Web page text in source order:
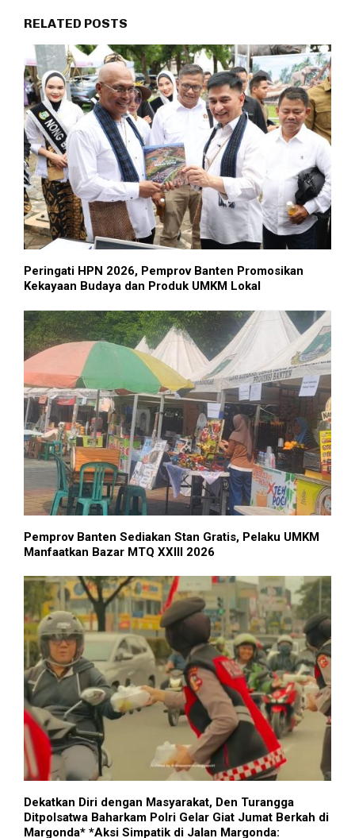
RELATED POSTS
Peringati HPN 2026, Pemprov Banten Promosikan
Kekayaan Budaya dan Produk UMKM Lokal
Pemprov Banten Sediakan Stan Gratis, Pelaku UMKM
Manfaatkan Bazar MTQ XXIII 2026
Dekatkan Diri dengan Masyarakat, Den Turangga
Ditpolsatwa Baharkam Polri Gelar Giat Jumat Berkah di
Margonda* *Aksi Simpatik di Jalan Margonda: